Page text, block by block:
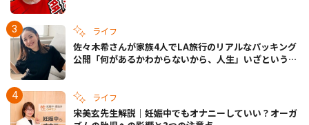
ライフ
佐々木希さんが家族4人でLA旅行のリアルなパッキング
公開「何があるかわからないから、人生」いざというと
ライフ
宋美玄先生解説｜妊娠中でもオナニーしていい？オーガ